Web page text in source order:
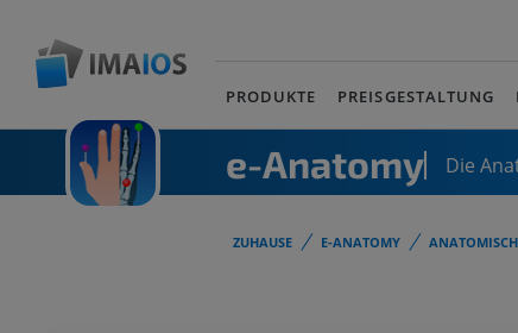
PRODUKTE PREISGESTALTUNG
e-Anatomy Die
ZUHAUSE E-ANATOMY